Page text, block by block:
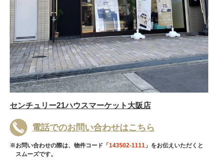
センチュリー21ハウスマーケット大阪店
電話でのお問い合わせはこちら
※お問い合わせの際は、物件コード「 143502-1111 」をお伝えいただくと
スムーズです。